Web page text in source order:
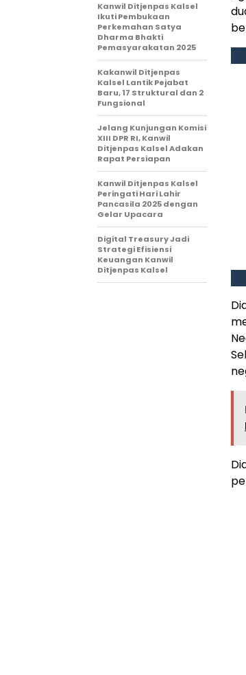
Kanwil Ditjenpas Kalsel
Ikuti Pembukaan
Perkemahan Satya
Dharma Bhakti
Pemasyarakatan 2025
Kakanwil Ditjenpas
Kalsel Lantik Pejabat
Baru, 17 Struktural dan 2
Fungsional
Jelang Kunjungan Komisi
XIII DPR RI, Kanwil
Ditjenpas Kalsel Adakan
Rapat Persiapan
Kanwil Ditjenpas Kalsel
Peringati Hari Lahir
Pancasila 2025 dengan
Gelar Upacara
Digital Treasury Jadi
Strategi Efisiensi
Keuangan Kanwil
Ditjenpas Kalsel